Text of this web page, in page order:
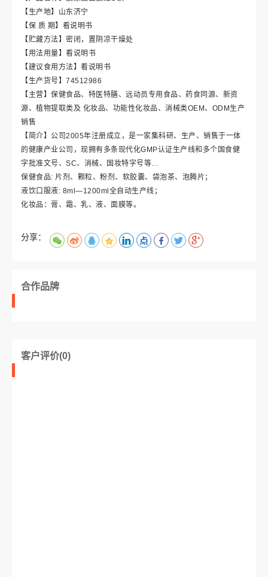
【生产地】山东济宁
【保 质 期】看说明书
【贮藏方法】密闭，置阴凉干燥处
【用法用量】看说明书
【建议食用方法】看说明书
【生产货号】74512986
【主营】保健食品、特医特膳、远动员专用食品、药食同源、新资
源、植物提取类及 化妆品、功能性化妆品、消械类OEM、ODM生产
销售
【简介】公司2005年注册成立，是一家集科研、生产、销售于一体
的健康产业公司，现拥有多条现代化GMP认证生产线和多个国食健
字批准文号、SC、消械、国妆特字号等…
保健食品: 片剂、颗粒、粉剂、软胶囊、袋泡茶、泡腾片；
液饮口服液: 8ml—1200ml全自动生产线；
化妆品：膏、霜、乳、液、面膜等。
分享：
合作品牌
客户评价(0)